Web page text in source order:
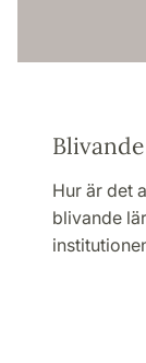
Hur är det
blivande